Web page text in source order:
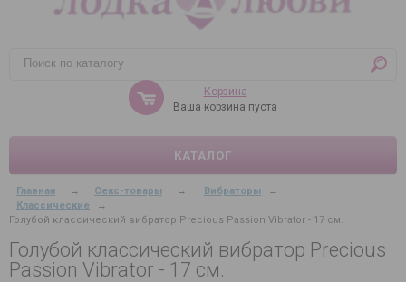
Корзина
Ваша корзина пуста
КАТАЛОГ
Главная → Секс-товары → Вибраторы
→
Классические
→
Голубой классический вибратор Precious Passion Vibrator - 17 см.
Голубой классический вибратор Precious
Passion Vibrator - 17 см.